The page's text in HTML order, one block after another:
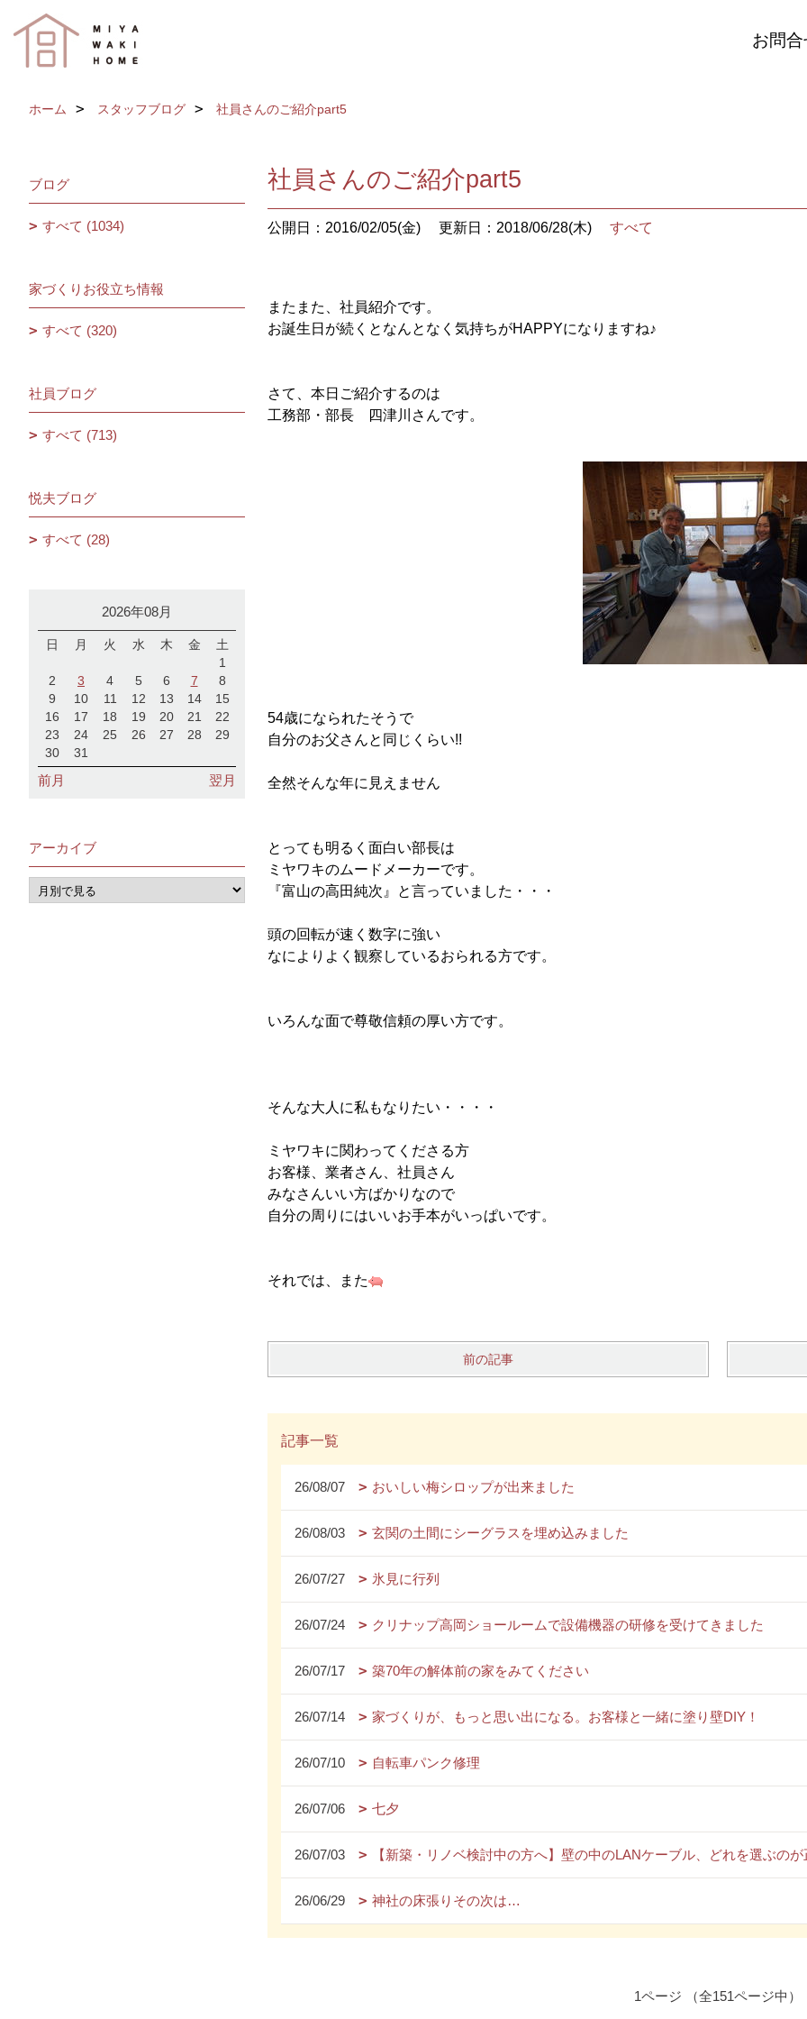
お問合
ホーム スタッフブログ 社員さんのご紹介part5
社員さんのご紹介part5
公開日：2016/02/05(金) 更新日：2018/06/28(木) すべて
またまた、社員紹介です。
お誕生日が続くとなんとなく気持ちがHAPPYになりますね♪
さて、本日ご紹介するのは
工務部・部長 四津川さんです。
54歳になられたそうで
自分のお父さんと同じくらい!!
全然そんな年に見えません
とっても明るく面白い部長は
ミヤワキのムードメーカーです。
『富山の高田純次』と言っていました・・・
頭の回転が速く数字に強い
なによりよく観察しているおられる方です。
いろんな面で尊敬信頼の厚い方です。
そんな大人に私もなりたい・・・・
ミヤワキに関わってくださる方
お客様、業者さん、社員さん
みなさんいい方ばかりなので
自分の周りにはいいお手本がいっぱいです。
それでは、また
前の記事
記事一覧
26/08/07 おいしい梅シロップが出来ました
26/08/03 玄関の土間にシーグラスを埋め込みました
26/07/27 氷見に行列
26/07/24 クリナップ高岡ショールームで設備機器の研修を受けてきました
26/07/17 築70年の解体前の家をみてください
26/07/14 家づくりが、もっと思い出になる。お客様と一緒に塗り壁DIY！
26/07/10 自転車パンク修理
26/07/06 七夕
26/07/03 【新築・リノベ検討中の方へ】壁の中のLANケーブル、どれを選ぶの
26/06/29 神社の床張りその次は…
1ページ （全151ページ中）
ブログ
すべて (1034)
家づくりお役立ち情報
すべて (320)
社員ブログ
すべて (713)
悦夫ブログ
すべて (28)
2026年08月
日 月 火 水 木 金
土
1
2
3 4 5 6 7
8
9
10 11 12 13 14
15
16
17 18 19 20 21
22
23
24 25 26 27 28
29
30
31
前月 翌月
アーカイブ